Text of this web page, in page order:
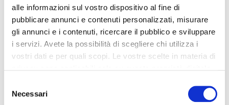
alle informazioni sul vostro dispositivo al fine di
pubblicare annunci e contenuti personalizzati, misurare
gli annunci e i contenuti, ricercare il pubblico e sviluppare
i servizi. Avete la possibilità di scegliere chi utilizza i
vostri dati e per quali scopi. Le vostre scelte in materia di
modificare o revocare il proprio consenso in qualsiasi
delNecessari
-42% -42%